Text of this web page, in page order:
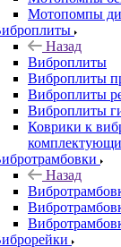
Мотопомпы
Назад
Виброплиты
Виброплиты
Виброплиты
Виброплиты
Коврики к
Назад